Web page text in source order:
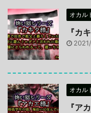
オカル
『カ
オカル
『ア